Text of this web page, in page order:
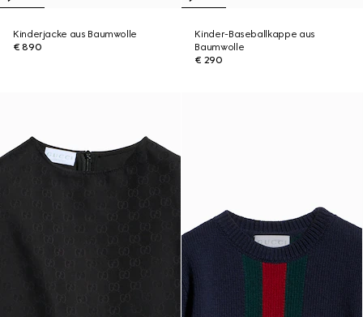
Kinderjacke aus Baumwolle
€ 890
Kinder-Baseballkappe aus
Baumwolle
€ 290